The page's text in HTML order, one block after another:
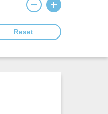
Reset